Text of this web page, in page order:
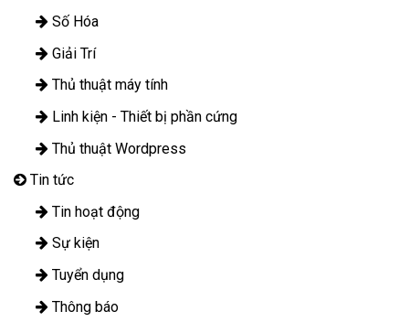
Số Hóa
Giải Trí
Thủ thuật máy tính
Linh kiện - Thiết bị phần cứng
Thủ thuật Wordpress
Tin tức
Tin hoạt động
Sự kiện
Tuyển dụng
Thông báo